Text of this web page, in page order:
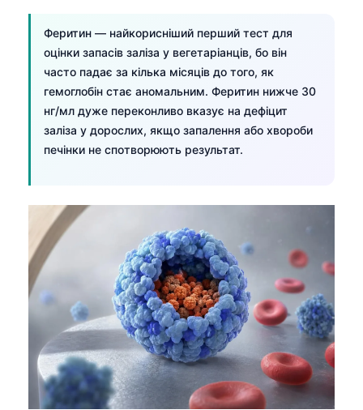
Феритин — найкорисніший перший тест для
оцінки запасів заліза у вегетаріанців, бо він
часто падає за кілька місяців до того, як
гемоглобін стає аномальним. Феритин нижче 30
нг/мл дуже переконливо вказує на дефіцит
заліза у дорослих, якщо запалення або хвороби
печінки не спотворюють результат.